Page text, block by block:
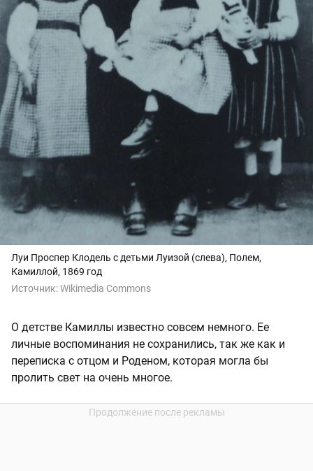
Луи Проспер Клодель с детьми Луизой (слева), Полем,
Камиллой, 1869 год
Источник:Wikimedia Commons
О детстве Камиллы известно совсем немного. Ее
личные воспоминания не сохранились, так же как и
переписка с отцом и Роденом, которая могла бы
пролить свет на очень многое.